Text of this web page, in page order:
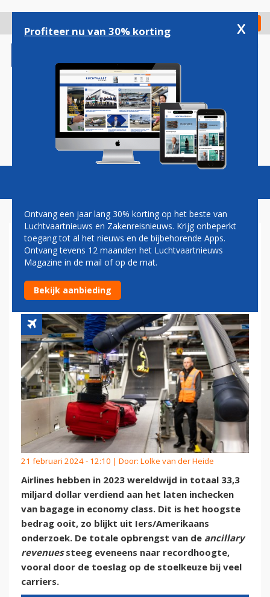
gaan
Check in
Magazine Podcasts Vacatures
OPBRENGST INGECHECKTE
BAGAGE GEGROEID TOT 33
MILJARD DOLLAR
21 februari 2024 - 12:10 | Door: Lolke van der Heide
Airlines hebben in 2023 wereldwijd in totaal 33,3
miljard dollar verdiend aan het laten inchecken
van bagage in economy class. Dit is het hoogste
bedrag ooit, zo blijkt uit Iers/Amerikaans
onderzoek. De totale opbrengst van de ancillary
revenuessteeg eveneens naar recordhoogte,
vooral door de toeslag op de stoelkeuze bij veel
carriers.
Profiteer nu van 30% korting x
Ontvang een jaar lang 30% korting op het beste van
Luchtvaartnieuws en Zakenreisnieuws. Krijg onbeperkt
toegang tot al het nieuws en de bijbehorende Apps.
Ontvang tevens 12 maanden het Luchtvaartnieuws
Magazine in de mail of op de mat.
Bekijk aanbieding